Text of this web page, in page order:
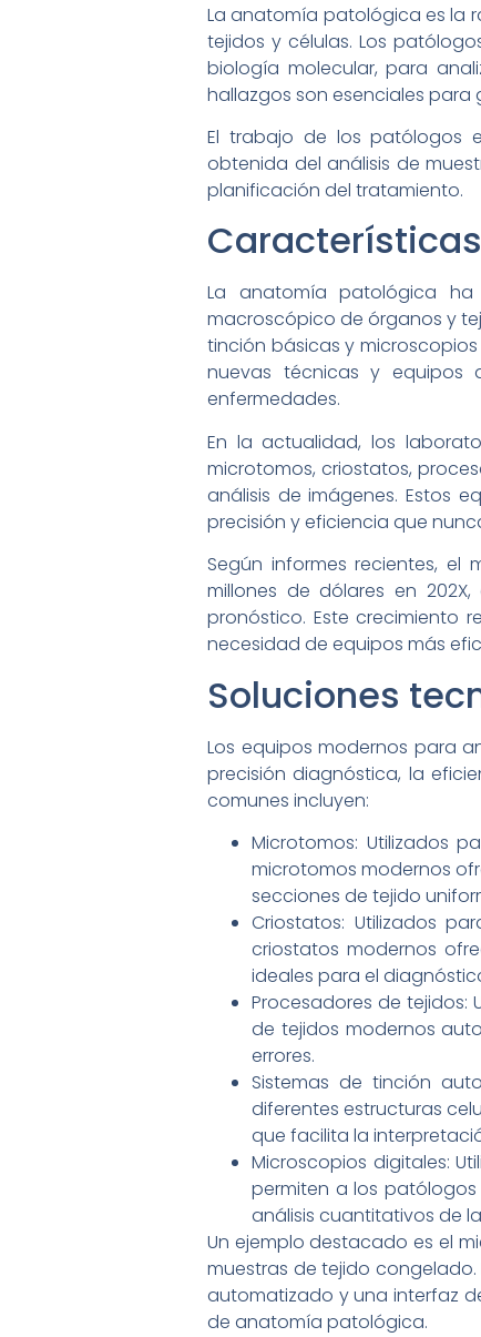
La anatomía patológica es la
tejidos y células. Los
biología molecular, para
hallazgos son esenciales para
El trabajo de los patólogos
obtenida del análisis de
planificación del tratamiento.
La anatomía patológica
macroscópico de órganos y
tinción básicas y
nuevas técnicas y equipos
enfermedades.
En la actualidad, los
microtomos, criostatos,
análisis de imágenes. Estos
precisión y eficiencia que
Según informes recientes,
millones de dólares en
pronóstico. Este crecimiento
necesidad de equipos más
Soluciones
Los equipos modernos para
precisión diagnóstica, la
comunes incluyen:
Microtomos: Utilizados
microtomos modernos
secciones de tejido
Criostatos: Utilizados
criostatos modernos
ideales para el
Procesadores de tejidos:
de tejidos modernos
errores.
Sistemas de tinción
diferentes estructuras
que facilita la
Microscopios digitales:
permiten a los
análisis cuantitativos de
Un ejemplo destacado es el
muestras de tejido
automatizado y una interfaz
de anatomía patológica.